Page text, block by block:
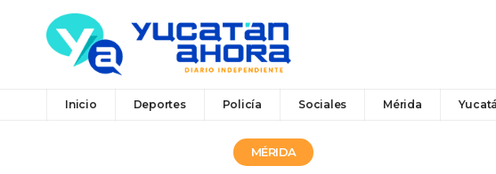
Inicio Deportes Policía Sociales Mérida
MÉRIDA